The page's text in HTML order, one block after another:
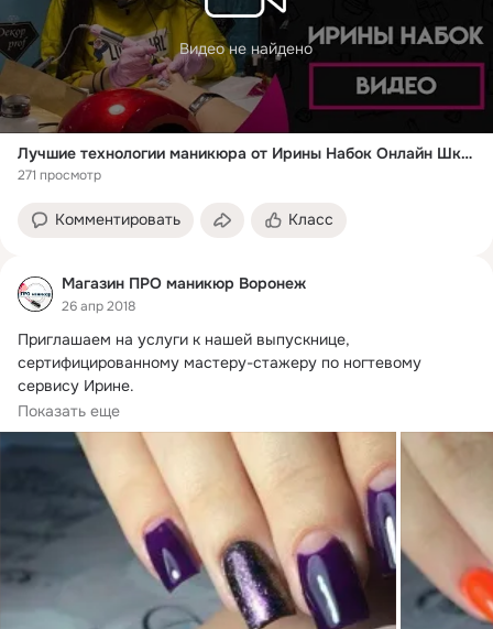
Видео не найдено
Лучшие технологии маникюра от Ирины Набок Онлайн Школы GRAND NAIL
271 просмотр
Комментировать Класс
Магазин ПРО маникюр Воронеж
26 апр 2018
Приглашаем на услуги к нашей выпускнице,
сертифицированному мастеру-стажеру по ногтевому
сервису Ирине.
Цены на услуги у Ирины:
Наращивание ногтей (до 2 ед.на формах) - 700 р.
Показать еще